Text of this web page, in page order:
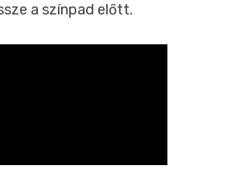
a színpad előtt.